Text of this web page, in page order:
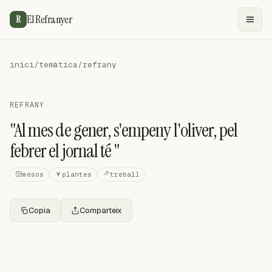
R El Refranyer
inici/temàtica/refrany
REFRANY
"Al mes de gener, s'empeny l'oliver, pel
febrer el jornal té "
mesos plantes treball
Copia Comparteix